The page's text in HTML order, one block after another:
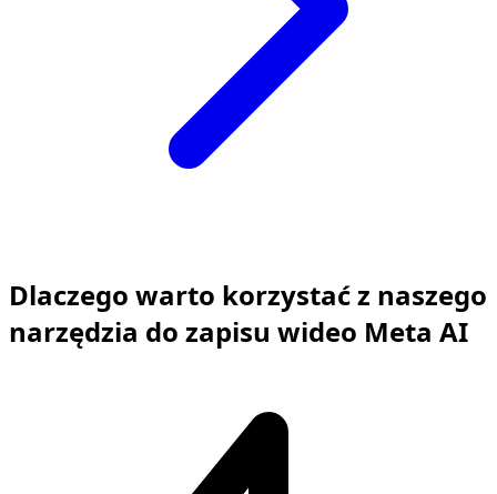
Dlaczego warto korzystać z naszego
narzędzia do zapisu wideo Meta AI